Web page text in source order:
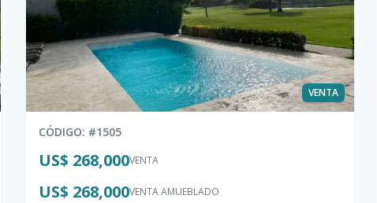
VENTA
CÓDIGO: #1505
VENTA
US$ 268,000
VENTA AMUEBLADO
US$ 268,000